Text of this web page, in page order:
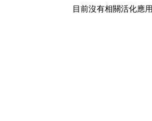
目前沒有相關活化應用